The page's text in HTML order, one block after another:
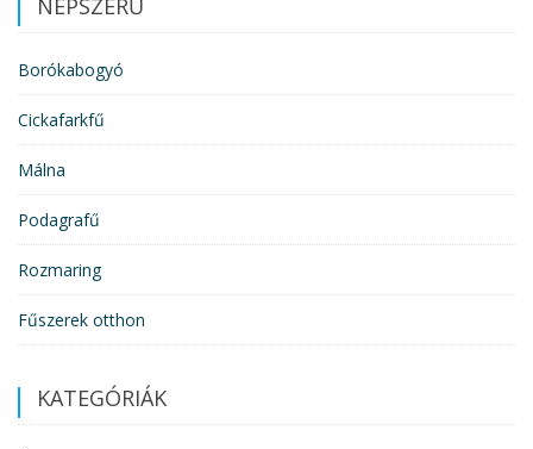
NÉPSZERŰ
Borókabogyó
Cickafarkfű
Málna
Podagrafű
Rozmaring
Fűszerek otthon
KATEGÓRIÁK